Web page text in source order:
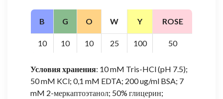
B G O W Y ROSE
10 10 10 25 100 50
Условия хранения: 10 mM Tris-HCl (pH 7.5);
50 mM KCl; 0,1 mM EDTA; 200 ug/ml BSA; 7
mM 2-меркаптоэтанол; 50% глицерин;